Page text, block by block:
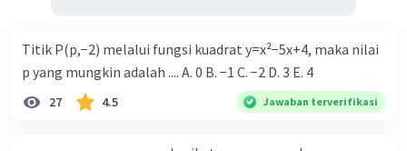
Titik P(p,−2) melalui fungsi kuadrat y=x²−5x+4, maka nilai
p yang mungkin adalah .... A. 0 B. −1 C. −2 D. 3 E. 4
27 4.5 Jawaban terverifikasi